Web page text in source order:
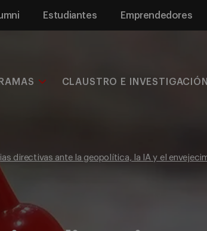
Estudiantes Emprendedores
CLAUSTRO E INVESTIGACIÓN
directivas ante la geopolítica, la IA y el